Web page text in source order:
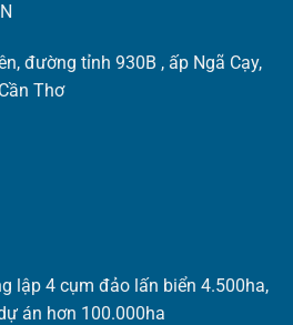
đường tỉnh 930B , ấp Ngã Cạy,
Thơ
lập 4 cụm đảo lấn biển 4.500ha,
án hơn 100.000ha